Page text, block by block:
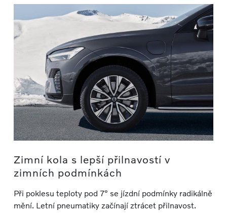
Zimní kola s lepší přilnavostí v
zimních podmínkách
Při poklesu teploty pod 7° se jízdní podmínky radikálně
mění. Letní pneumatiky začínají ztrácet přilnavost.